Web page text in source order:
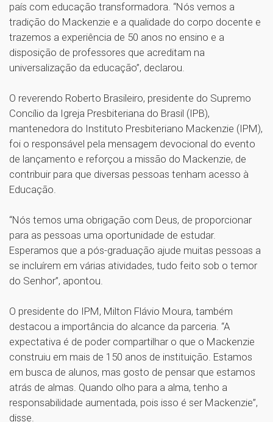
país com educação transformadora. “Nós vemos a
tradição do Mackenzie e a qualidade do corpo docente e
trazemos a experiência de 50 anos no ensino e a
disposição de professores que acreditam na
universalização da educação”, declarou.
O reverendo Roberto Brasileiro, presidente do Supremo
Concílio da Igreja Presbiteriana do Brasil (IPB),
mantenedora do Instituto Presbiteriano Mackenzie (IPM),
foi o responsável pela mensagem devocional do evento
de lançamento e reforçou a missão do Mackenzie, de
contribuir para que diversas pessoas tenham acesso à
Educação.
“Nós temos uma obrigação com Deus, de proporcionar
para as pessoas uma oportunidade de estudar.
Esperamos que a pós-graduação ajude muitas pessoas a
se incluírem em várias atividades, tudo feito sob o temor
do Senhor”, apontou.
O presidente do IPM, Milton Flávio Moura, também
destacou a importância do alcance da parceria. “A
expectativa é de poder compartilhar o que o Mackenzie
construiu em mais de 150 anos de instituição. Estamos
em busca de alunos, mas gosto de pensar que estamos
atrás de almas. Quando olho para a alma, tenho a
responsabilidade aumentada, pois isso é ser Mackenzie”,
disse.